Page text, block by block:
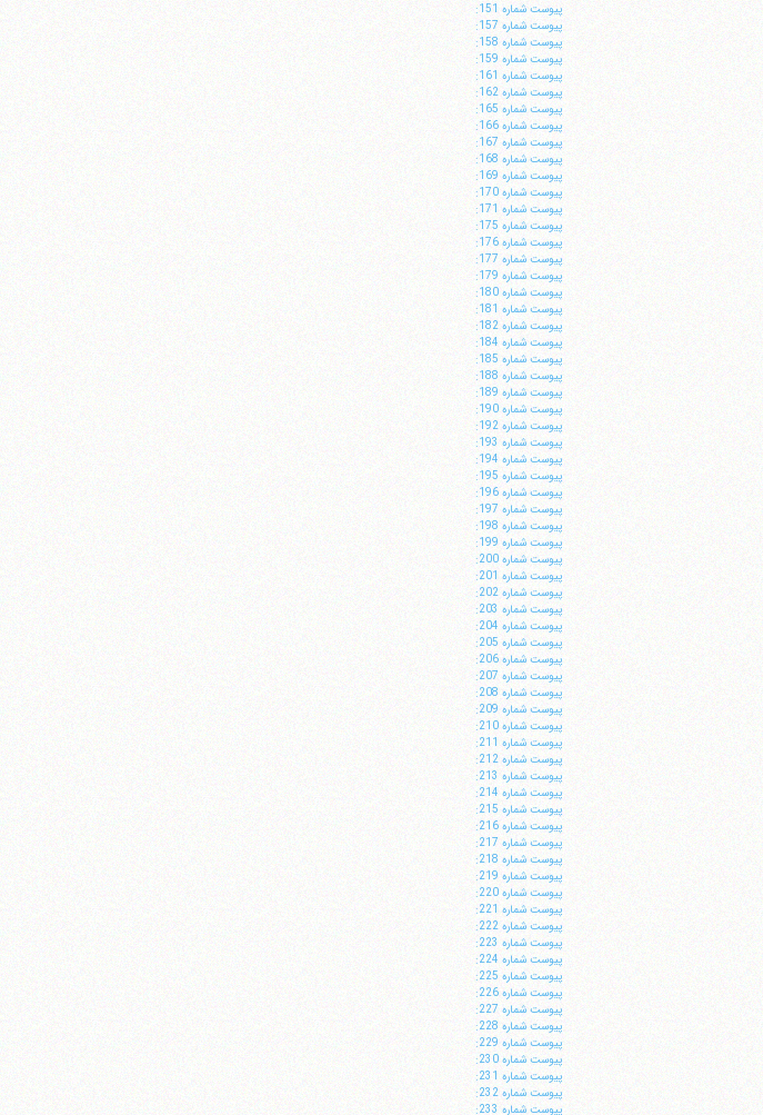
پيوست شماره 151:
پيوست شماره 157:
پيوست شماره 158:
پيوست شماره 159:
پيوست شماره 161:
پيوست شماره 162:
پيوست شماره 165:
پيوست شماره 166:
پيوست شماره 167:
پيوست شماره 168:
پيوست شماره 169:
پيوست شماره 170:
پيوست شماره 171:
پيوست شماره 175:
پيوست شماره 176:
پيوست شماره 177:
پيوست شماره 179:
پيوست شماره 180:
پيوست شماره 181:
پيوست شماره 182:
پيوست شماره 184:
پيوست شماره 185:
پيوست شماره 188:
پيوست شماره 189:
پيوست شماره 190:
پيوست شماره 192:
پيوست شماره 193:
پيوست شماره 194:
پيوست شماره 195:
پيوست شماره 196:
پيوست شماره 197:
پيوست شماره 198:
پيوست شماره 199:
پيوست شماره 200:
پيوست شماره 201:
پيوست شماره 202:
پيوست شماره 203:
پيوست شماره 204:
پيوست شماره 205:
پيوست شماره 206:
پيوست شماره 207:
پيوست شماره 208:
پيوست شماره 209:
پيوست شماره 210:
پيوست شماره 211:
پيوست شماره 212:
پيوست شماره 213:
پيوست شماره 214:
پيوست شماره 215:
پيوست شماره 216:
پيوست شماره 217:
پيوست شماره 218:
پيوست شماره 219:
پيوست شماره 220:
پيوست شماره 221:
پيوست شماره 222:
پيوست شماره 223:
پيوست شماره 224:
پيوست شماره 225:
پيوست شماره 226:
پيوست شماره 227:
پيوست شماره 228:
پيوست شماره 229:
پيوست شماره 230:
پيوست شماره 231:
پيوست شماره 232:
پيوست شماره 233: